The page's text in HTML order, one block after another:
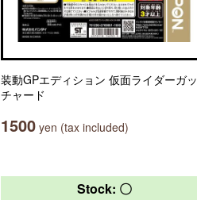
装動GPエディション 仮面ライダーガッ
チャード
1500 yen (tax included)
Stock: 〇